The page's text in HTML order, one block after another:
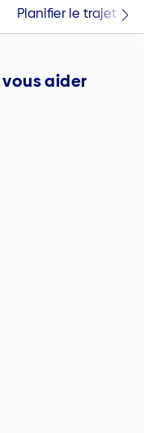
Planifier le trajet
aider